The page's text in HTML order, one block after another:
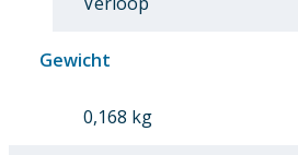
Gewicht
0,168 kg